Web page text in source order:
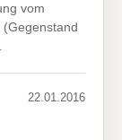
vom
22.01.2016